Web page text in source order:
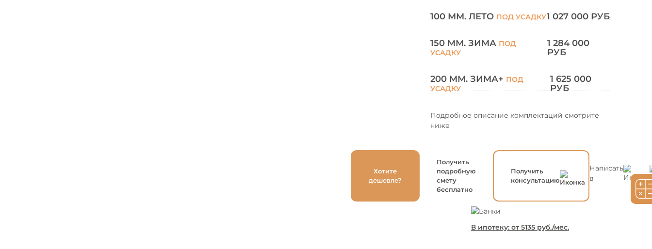
100 ММ. ЛЕТОПОД УСАДКУ1 027 000 РУБ
150 ММ. ЗИМА ПОД
УСАДКУ
1 284 000
РУБ
200 ММ. ЗИМА+ ПОД
УСАДКУ
1 625 000
РУБ
Подробное описание комплектаций смотрите
ниже
Хотите
дешевле?
Получить
подробную
смету
бесплатно
Получить
консультацию
Написать
в
В ипотеку: от 5135 руб./мес.